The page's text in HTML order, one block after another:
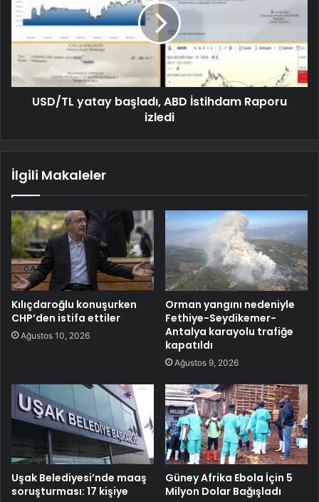
USD/TL yatay başladı, ABD İstihdam Raporu
izledi
İlgili Makaleler
Kılıçdaroğlu konuşurken
CHP’den istifa ettiler
Ağustos 10, 2026
Orman yangını nedeniyle
Fethiye-Seydikemer-
Antalya karayolu trafiğe
kapatıldı
Ağustos 9, 2026
Uşak Belediyesi’nde maaş
soruşturması: 17 kişiye
Güney Afrika Ebola İçin 5
Milyon Dolar Bağışladı